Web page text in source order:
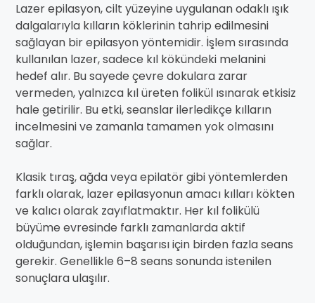
Lazer epilasyon, cilt yüzeyine uygulanan odaklı ışık
dalgalarıyla kılların köklerinin tahrip edilmesini
sağlayan bir epilasyon yöntemidir. İşlem sırasında
kullanılan lazer, sadece kıl kökündeki melanini
hedef alır. Bu sayede çevre dokulara zarar
vermeden, yalnızca kıl üreten folikül ısınarak etkisiz
hale getirilir. Bu etki, seanslar ilerledikçe kılların
incelmesini ve zamanla tamamen yok olmasını
sağlar.
Klasik tıraş, ağda veya epilatör gibi yöntemlerden
farklı olarak, lazer epilasyonun amacı kılları kökten
ve kalıcı olarak zayıflatmaktır. Her kıl folikülü
büyüme evresinde farklı zamanlarda aktif
olduğundan, işlemin başarısı için birden fazla seans
gerekir. Genellikle 6–8 seans sonunda istenilen
sonuçlara ulaşılır.